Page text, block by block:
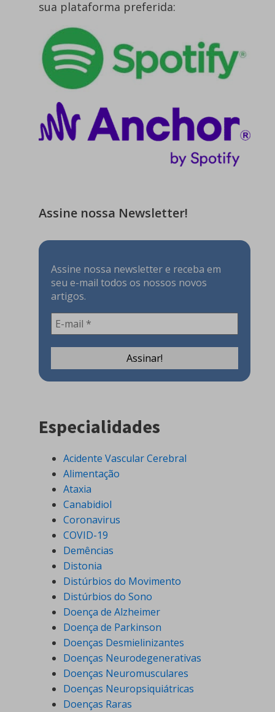
sua plataforma preferida:
Assine nossa Newsletter!
Assine nossa newsletter e receba em
seu e-mail todos os nossos novos
artigos.
Especialidades
Acidente Vascular Cerebral
Alimentação
Ataxia
Canabidiol
Coronavirus
COVID-19
Demências
Distonia
Distúrbios do Movimento
Distúrbios do Sono
Doença de Alzheimer
Doença de Parkinson
Doenças Desmielinizantes
Doenças Neurodegenerativas
Doenças Neuromusculares
Doenças Neuropsiquiátricas
Doenças Raras